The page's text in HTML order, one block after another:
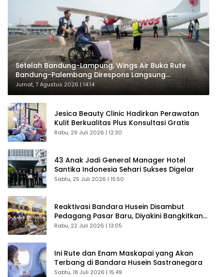
Setelah Bandung-Lampung, Wings Air Buka Rute
Bandung-Palembang Direspons Langsung
Penumpang
Jumat, 7 Agustus 2026 | 14:14
Jesica Beauty Clinic Hadirkan Perawatan
Kulit Berkualitas Plus Konsultasi Gratis
Rabu, 29 Juli 2026 | 12:30
43 Anak Jadi General Manager Hotel
Santika Indonesia Sehari Sukses Digelar
Sabtu, 25 Juli 2026 | 15:50
Reaktivasi Bandara Husein Disambut
Pedagang Pasar Baru, Diyakini Bangkitkan
Kembali Ekonomi Bandung
Rabu, 22 Juli 2026 | 13:05
Ini Rute dan Enam Maskapai yang Akan
Terbang di Bandara Husein Sastranegara
Sabtu, 18 Juli 2026 | 15:49